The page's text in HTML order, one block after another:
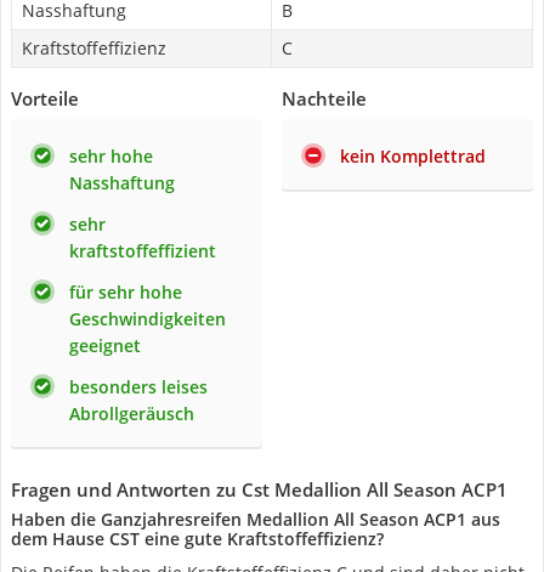
Nasshaftung
B
Kraftstoffeffizienz
C
Vorteile
sehr hohe
Nasshaftung
sehr
kraftstoffeffizient
für sehr hohe
Geschwindigkeiten
geeignet
besonders leises
Abrollgeräusch
Nachteile
kein Komplettrad
Fragen und Antworten zu Cst Medallion All Season ACP1
Haben die Ganzjahresreifen Medallion All Season ACP1 aus
dem Hause CST eine gute Kraftstoffeffizienz?